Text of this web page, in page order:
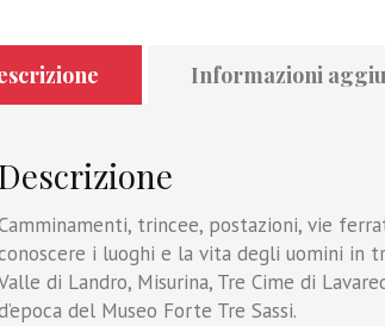
Informazioni
trincee, postazioni, vie
i luoghi e la vita degli uomini in
di Landro, Misurina, Tre Cime di
del Museo Forte Tre Sassi.